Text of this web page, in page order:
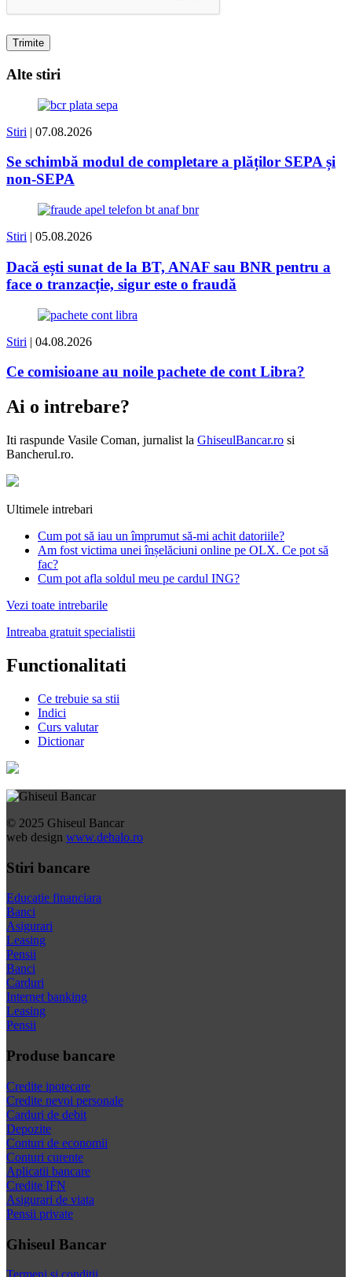
Alte stiri
Stiri | 07.08.2026
Se schimbă modul de completare a plăților SEPA și
non-SEPA
Stiri | 05.08.2026
Dacă ești sunat de la BT, ANAF sau BNR pentru a
face o tranzacție, sigur este o fraudă
Stiri | 04.08.2026
Ce comisioane au noile pachete de cont Libra?
Ai o intrebare?
Iti raspunde Vasile Coman, jurnalist la GhiseulBancar.ro si
Bancherul.ro.
Ultimele intrebari
Cum pot să iau un împrumut să-mi achit datoriile?
Am fost victima unei înșelăciuni online pe OLX. Ce pot să
fac?
Cum pot afla soldul meu pe cardul ING?
Vezi toate intrebarile
Intreaba gratuit specialistii
Functionalitati
Ce trebuie sa stii
Indici
Curs valutar
Dictionar
© 2025 Ghiseul Bancar
web design www.dehalo.ro
Stiri bancare
Educatie financiara
Banci
Asigurari
Leasing
Pensii
Banci
Carduri
Internet banking
Leasing
Pensii
Produse bancare
Credite ipotecare
Credite nevoi personale
Carduri de debit
Depozite
Conturi de economii
Conturi curente
Aplicatii bancare
Credite IFN
Asigurari de viata
Pensii private
Ghiseul Bancar